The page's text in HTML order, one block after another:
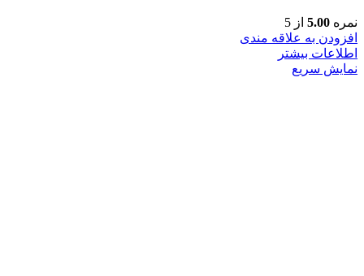
نمره 5.00 از 5
افزودن به علاقه مندی
اطلاعات بیشتر
نمایش سریع